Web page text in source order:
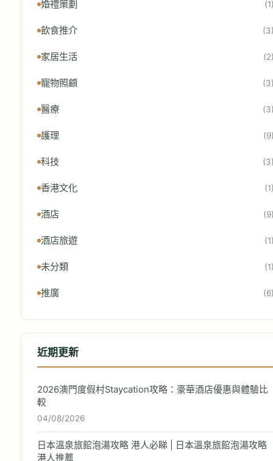
婚禮策劃
飲食推介
家居生活
寵物照顧
醫療
護理
科技
香港文化
酒店
酒店旅遊
未分類
推廣
近期更新
2026澳門度假村Staycation攻略：豪華酒店優惠與體驗比
較
04/08/2026
日本溫泉旅館泡湯攻略 港人必睇 | 日本溫泉旅館泡湯攻略
港人推薦